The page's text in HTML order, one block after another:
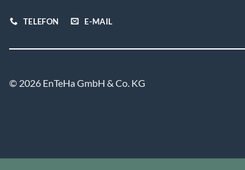
TELEFON E-MAIL
© 2026 EnTeHa GmbH & Co. KG